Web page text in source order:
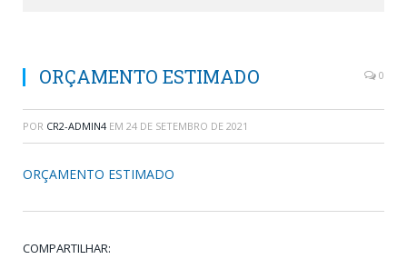
ORÇAMENTO ESTIMADO 0
POR CR2-ADMIN4 EM 24 DE SETEMBRO DE 2021
ORÇAMENTO ESTIMADO
COMPARTILHAR: